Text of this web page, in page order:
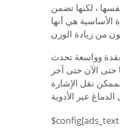
، لكنها تضمن
الأساسية هي أنها
وواسعة تحدث
حتى الآن حتى آخر
نقل الإشارة